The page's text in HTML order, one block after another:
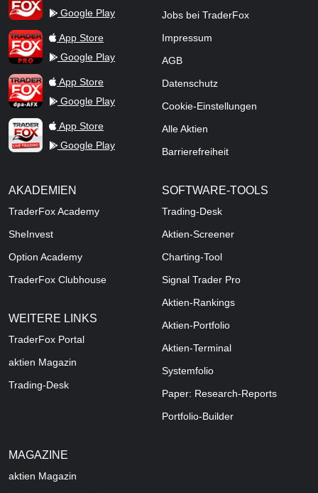
Google Play
TraderFox ProApp Store
Google Play
TraderFox dpa-AFX ProFeed
App Store
Google Play
TraderFox Live Trading
App Store
Google Play
Jobs bei TraderFox
Impressum
AGB
Datenschutz
Cookie-Einstellungen
Alle Aktien
Barrierefreiheit
AKADEMIEN
TraderFox Academy
SheInvest
Option Academy
TraderFox Clubhouse
WEITERE LINKS
TraderFox Portal
aktien Magazin
Trading-Desk
SOFTWARE-TOOLS
Trading-Desk
Aktien-Screener
Charting-Tool
Signal Trader Pro
Aktien-Rankings
Aktien-Portfolio
Aktien-Terminal
Systemfolio
Paper: Research-Reports
Portfolio-Builder
MAGAZINE
aktien Magazin